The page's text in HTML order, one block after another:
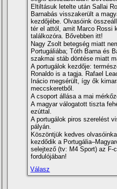
Eltiltásuk letelte után Sallai
Barnabás visszakerült a
kezdőjébe. Olvasóink
tér el attól, amit Marco Rossi
találkozóra. Bővebben itt!
Nagy Zsolt betegség miatt
Portugáliába; Tóth Barna és
szakmai stáb döntése miatt
A portugálok kezdője:
Ronaldo is a tagja. Rafael
Inácio megsérült, így ők
meccskeretből.
A csoport állása a mai
A magyar válogatott tiszta
ezúttal.
A portugálok piros szerelést
pályán.
Köszöntjük kedves
kezdődik a
selejtező (tv: M4 Sport) az F-
fordulójában!
Válasz